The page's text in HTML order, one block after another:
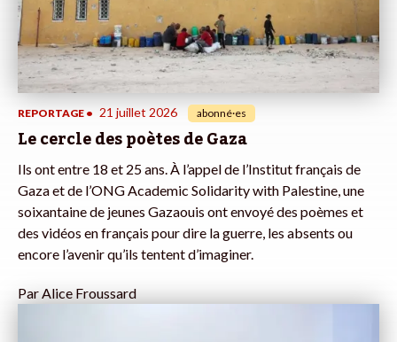
REPORTAGE • 21 juillet 2026 abonné·es
Le cercle des poètes de Gaza
Ils ont entre 18 et 25 ans. À l’appel de l’Institut français de
Gaza et de l’ONG Academic Solidarity with Palestine, une
soixantaine de jeunes Gazaouis ont envoyé des poèmes et
des vidéos en français pour dire la guerre, les absents ou
encore l’avenir qu’ils tentent d’imaginer.
ParAlice Froussard